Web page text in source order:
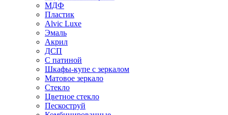
МДФ
Пластик
Alvic Luxe
Эмаль
Акрил
ДСП
С патиной
Шкафы-купе с зеркалом
Матовое зеркало
Стекло
Цветное стекло
Пескоструй